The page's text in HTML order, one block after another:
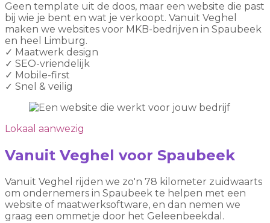
Geen template uit de doos, maar een website die past
bij wie je bent en wat je verkoopt. Vanuit Veghel
maken we websites voor MKB-bedrijven in Spaubeek
en heel Limburg.
✓ Maatwerk design
✓ SEO-vriendelijk
✓ Mobile-first
✓ Snel & veilig
Lokaal aanwezig
Vanuit Veghel voor Spaubeek
Vanuit Veghel rijden we zo'n 78 kilometer zuidwaarts
om ondernemers in Spaubeek te helpen met een
website of maatwerksoftware, en dan nemen we
graag een ommetje door het Geleenbeekdal.